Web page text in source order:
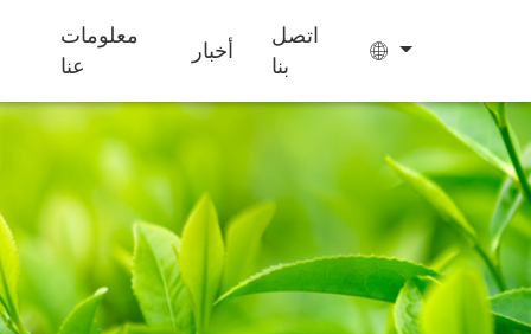
معلومات
عنا
أخبار
اتصل
بنا
تحسين النوم
مكملات غذائية
كعكة إيجيو
أكياس الشاي حلوى الجيلي